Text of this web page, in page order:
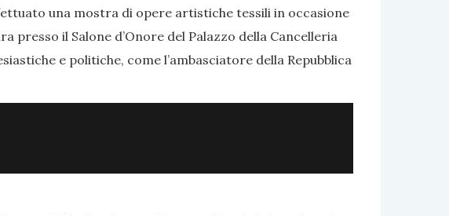
una mostra di opere artistiche tessili in occasione
presso il Salone d’Onore del Palazzo della Cancelleria
e politiche, come l’ambasciatore della Repubblica